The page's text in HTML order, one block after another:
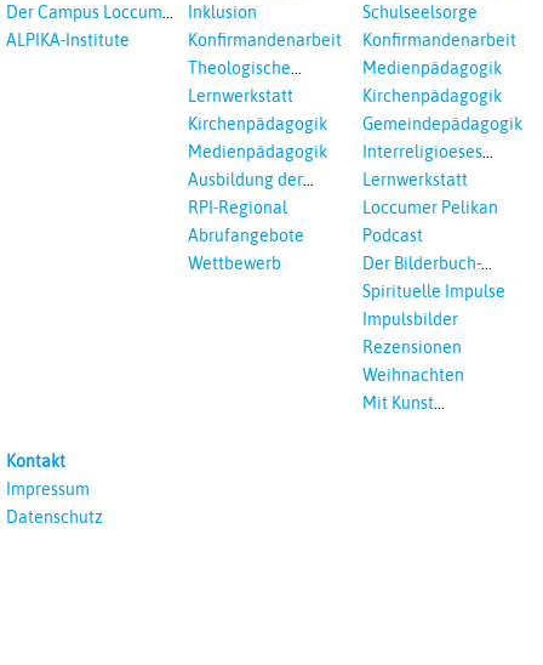
Der Campus Loccum
und Loccumer
ALPIKA-Institute
Inklusion
Konfirmandenarbeit
Theologische
Fortbildungen,
Interreligöses Lernen
Lernwerkstatt
Kirchenpädagogik
Medienpädagogik
Ausbildung der
Vikar*innen
RPI-Regional
Abrufangebote
Wettbewerb
Schulseelsorge
Konfirmandenarbeit
Medienpädagogik
Kirchenpädagogik
Gemeindepädagogik
Interreligioeses
Lernen
Lernwerkstatt
Loccumer Pelikan
Podcast
Der Bilderbuch-
Podcast
Spirituelle Impulse
Impulsbilder
Rezensionen
Weihnachten
Mit Kunst
Kontakt
Impressum
Datenschutz